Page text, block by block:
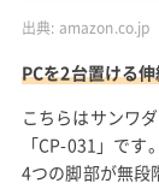
出典: amazon.co.jp
PCを2台置ける
こちらはサンワ
「CP-031」です。
4つの脚部が無段